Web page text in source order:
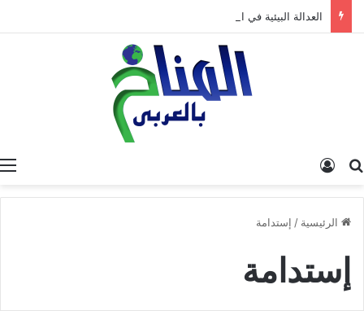
البحث عن
الرئيسية / إستدامة
إستدامة